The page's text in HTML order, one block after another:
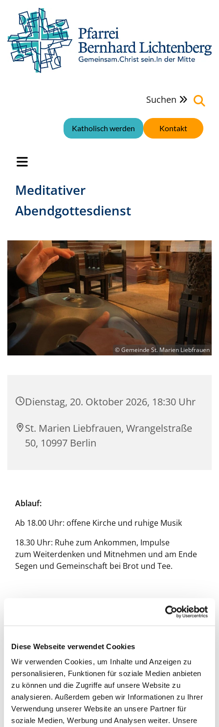
Diese Webseite verwendet Cookies
Wir verwenden Cookies, um Inhalte und Anzeigen zu
personalisieren, Funktionen für soziale Medien anbieten
zu können und die Zugriffe auf unsere Website zu
analysieren. Außerdem geben wir Informationen zu Ihrer
Verwendung unserer Website an unsere Partner für
soziale Medien, Werbung und Analysen weiter. Unsere
Suchen 
Kontakt
Katholisch werden
Meditativer
Abendgottesdienst
© Gemeinde St. Marien Liebfrauen
Dienstag, 20. Oktober 2026, 18:30 Uhr
St. Marien Liebfrauen, Wrangelstraße
50, 10997 Berlin
Ablauf:
Ab 18.00 Uhr: offene Kirche und ruhige Musik
18.30 Uhr: Ruhe zum Ankommen, Impulse
zum Weiterdenken und Mitnehmen und am Ende
Segen und Gemeinschaft bei Brot und Tee.